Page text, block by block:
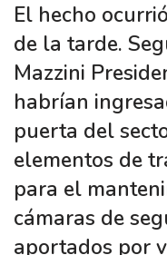
El hecho
de la tarde.
Mazzini
habrían
puerta del
elementos de
para el
cámaras de
aportados por